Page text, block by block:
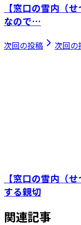
【窓口の雪内（
なので…
次回の投稿 次回の
【窓口の雪内（
する親切
関連記事